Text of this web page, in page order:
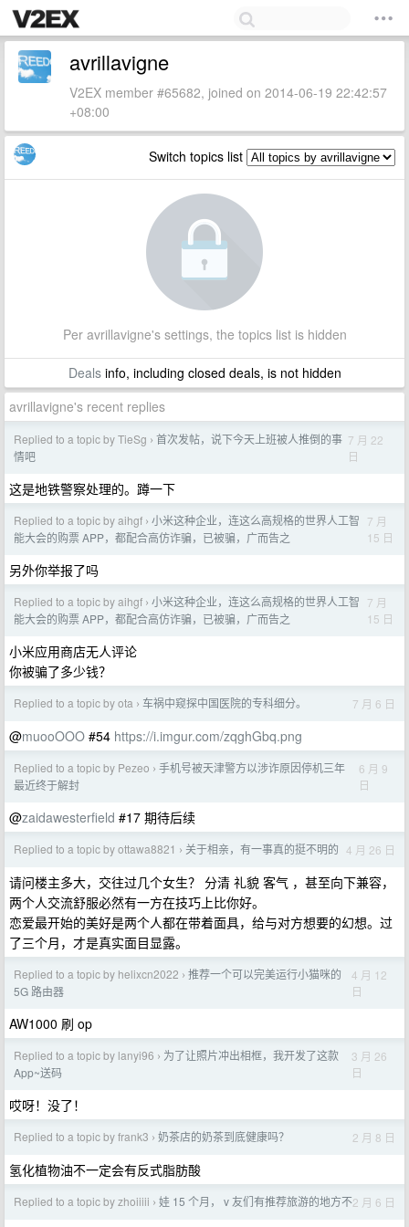
avrillavigne
V2EX member #65682, joined on 2014-06-19 22:42:57
+08:00
Switch topics list
Per avrillavigne's settings, the topics list is hidden
Dealsinfo, including closed deals, is not hidden
avrillavigne's recent replies
Replied to a topic by TieSg › 首次发帖，说下今天上班被人推倒的事
情吧
7 月 22
日
这是地铁警察处理的。蹲一下
Replied to a topic by aihgf › 小米这种企业，连这么高规格的世界人工智
能大会的购票 APP，都配合高仿诈骗，已被骗，广而告之
7 月
15 日
另外你举报了吗
Replied to a topic by aihgf › 小米这种企业，连这么高规格的世界人工智
能大会的购票 APP，都配合高仿诈骗，已被骗，广而告之
7 月
15 日
小米应用商店无人评论
你被骗了多少钱？
Replied to a topic by ota › 车祸中窥探中国医院的专科细分。 7 月 6 日
@muooOOO #54 https://i.imgur.com/zqghGbq.png
Replied to a topic by Pezeo › 手机号被天津警方以涉诈原因停机三年
最近终于解封
6 月 9
日
@zaidawesterfield #17 期待后续
Replied to a topic by ottawa8821 › 关于相亲，有一事真的挺不明的 4 月 26 日
请问楼主多大，交往过几个女生？ 分清 礼貌 客气 ，甚至向下兼容，
两个人交流舒服必然有一方在技巧上比你好。
恋爱最开始的美好是两个人都在带着面具，给与对方想要的幻想。过
了三个月，才是真实面目显露。
Replied to a topic by helixcn2022 › 推荐一个可以完美运行小猫咪的
5G 路由器
4 月 12
日
AW1000 刷 op
Replied to a topic by lanyi96 › 为了让照片冲出相框，我开发了这款
App~送码
3 月 26
日
哎呀！没了！
Replied to a topic by frank3 › 奶茶店的奶茶到底健康吗？ 2 月 8 日
氢化植物油不一定会有反式脂肪酸
Replied to a topic by zhoiiiii › 娃 15 个月， v 友们有推荐旅游的地方不2 月 6 日